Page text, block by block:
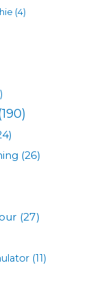
(4)
(26)
(27)
(11)